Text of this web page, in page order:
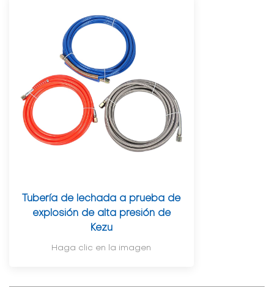
Tubería de lechada a prueba de
explosión de alta presión de
Kezu
Haga clic en la imagen